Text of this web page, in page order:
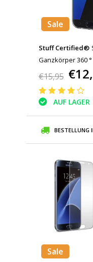
Sale
Stuff Certified®
Ganzkörper 360
Silikonhülle +
€15,95
AUF LAGER
BESTELLUNG
Sale